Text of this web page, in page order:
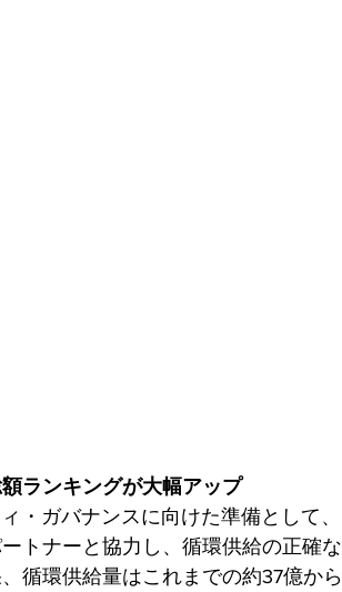
ランキングが大幅アップ
・ガバナンスに向けた準備として、
トナーと協力し、循環供給の正確な
循環供給量はこれまでの約37億から